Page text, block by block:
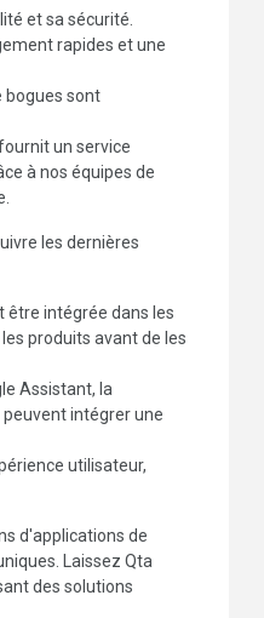
et sa sécurité.
rapides et une
bogues sont
un service
à nos équipes de
les dernières
être intégrée dans les
produits avant de les
Assistant, la
intégrer une
utilisateur,
d'applications de
Laissez Qta
des solutions